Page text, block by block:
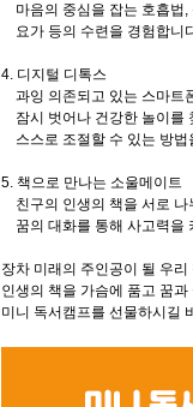
마음의 중심을 잡는 호흡법,
요가 등의 수련을 경험합니
4. 디지털 디톡스
과잉 의존되고 있는 스마트
잠시 벗어나 건강한 놀이를
스스로 조절할 수 있는 방법
5. 책으로 만나는 소울메이트
친구의 인생의 책을 서로 나
꿈의 대화를 통해 사고력을
장차 미래의 주인공이 될 우리
인생의 책을 가슴에 품고 꿈
미니 독서캠프를 선물하시길